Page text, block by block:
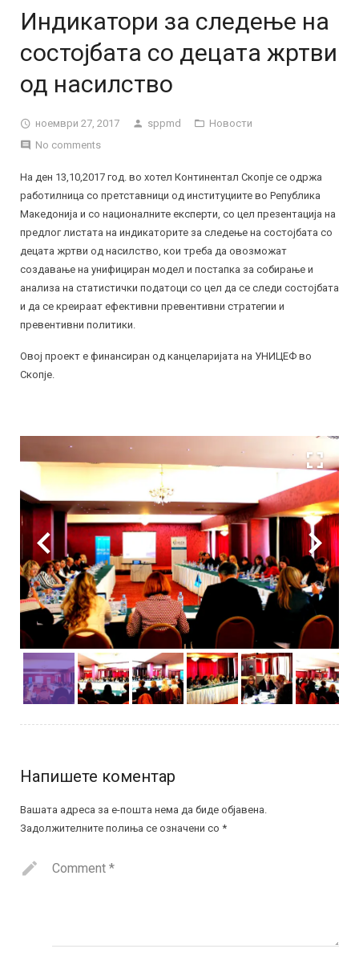
Мисија и визија
Годишен извештај
Индикатори за следење на
состојбата со децата жртви
од насилство
ноември 27, 2017 sppmd
Новости
No comments
На ден 13,10,2017 год. во хотел Континентал Скопје се одржа
работилница со претставници од институциите во Република
Македонија и со националните експерти, со цел презентација на
предлог листата на индикаторите за следење на состојбата со
децата жртви од насилство, кои треба да овозможат
создавање на унифициран модел и постапка за собирање и
анализа на статистички податоци со цел да се следи состојбата
и да се креираат ефективни превентивни стратегии и
превентивни политики.
Овој проект е финансиран од канцеларијата на УНИЦЕФ во
Скопје.
Напишете коментар
Вашата адреса за е-пошта нема да биде објавена.
Задолжителните полиња се означени со *
Comment *